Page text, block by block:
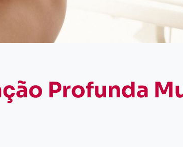
Profunda